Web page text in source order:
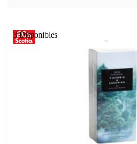
3 Disponibles